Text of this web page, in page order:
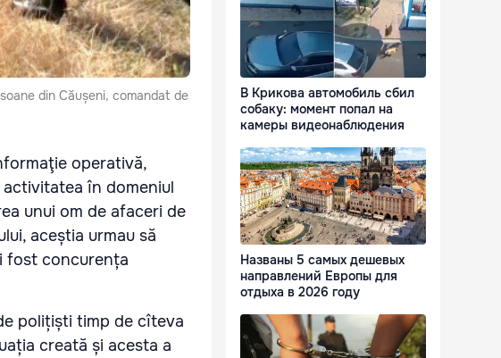
din Căușeni, comandat de
operativă,
în domeniul
unui om de afaceri de
aceștia urmau să
fost concurența
polițiști timp de cîteva
creată și acesta a
В Крикова автомобиль сбил
собаку: момент попал на
камеры видеонаблюдения
Названы 5 самых дешевых
направлений Европы для
отдыха в 2026 году